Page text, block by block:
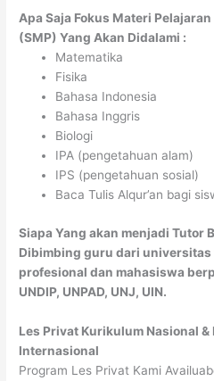
Apa Saja Fokus Materi Pelajaran
(SMP) Yang Akan Didalami :
Matematika
Fisika
Bahasa Indonesia
Bahasa Inggris
Biologi
IPA (pengetahuan alam)
IPS (pengetahuan sosial)
Baca Tulis Alqur’an bagi
Siapa Yang akan menjadi Tutor
Dibimbing guru dari universitas
profesional dan mahasiswa
UNDIP, UNPAD, UNJ, UIN.
Les Privat Kurikulum Nasional
Internasional
Program Les Privat Kami